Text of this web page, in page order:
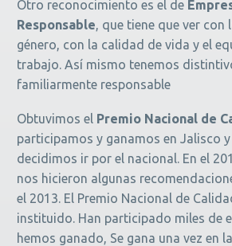
Otro reconocimiento es el de
Responsable, que tiene que ver con
género, con la calidad de vida y el
trabajo. Así mismo tenemos
familiarmente responsable
Obtuvimos el Premio Nacional de
participamos y ganamos en Jalisco
decidimos ir por el nacional. En el
nos hicieron algunas
el 2013. El Premio Nacional de
instituido. Han participado miles de
hemos ganado, Se gana una vez en